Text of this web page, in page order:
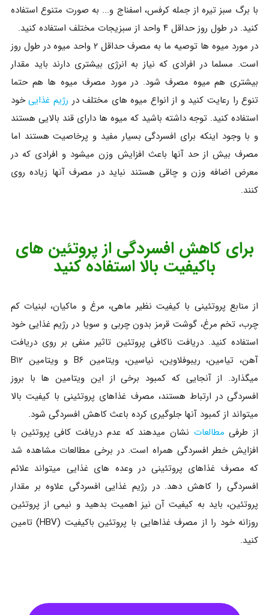
با برگ سبز تیره از جمله کرفس، اسفناج و... به صورت متنوع استفاده
کنید. در طول روز حداقل ۴ واحد از سبزیجات مختلف استفاده کنید.
در مورد میوه ها توصیه ما به مصرف حداقل ۲ واحد میوه در طول روز
است. مسلما در افرادی که نیاز به انرژی بیشتری دارند باید مقدار
بیشتری هم میوه مصرف شود. در مورد مصرف میوه ها هم حتما
تنوع را رعایت کنید و از انواع میوه های مختلف در رژیم غذاییخود
استفاده کنید. توجه داشته باشید که میوه ها دارای قند بالایی هستند
و با وجود اینکه برای افسردگی بسیار مفید و پرخاصیت هستند اما
مصرف بیش از حد آنها باعث افزایش وزن میشود و افرادی که در
معرض اضافه وزن و چاقی هستند نباید در مصرف آنها زیاده روی
کنند.
برای کاهش افسردگی از پروتئین های
باکیفیت بالا استفاده کنید
از منابع پروتئینی با کیفیت نظیر ماهی، مرغ و ماکیان، لبنیات کم
چرب، تخم مرغ، گوشت قرمز بدون چربی و سویا در رژیم غذایی خود
استفاده کنید. دریافت ناکافی پروتئین تاثیر منفی بر روی دریافت
آهن، تیامین، ریبوفلاوین، نیاسین، ویتامین B۶ و ویتامین B۱۲
میگذارد. از آنجایی که کمبود برخی از این ویتامین ها با بروز
افسردگی در ارتباط هستند، مصرف غذاهای پروتئینی با کیفیت بالا
میتواند از کمبود آنها جلوگیری کرده باعث کاهش افسردگی شود.
از طرفی مطالعات نشان میدهند که عدم دریافت کافی پروتئین با
افزایش خطر افسردگی همراه است. در برخی مطالعات مشاهده شد
که مصرف غذاهای پروتئینی در وعده های غذایی میتواند علائم
افسردگی را کاهش دهد. در رژیم غذایی افسردگی علاوه بر مقدار
پروتئین، باید به کیفیت آن نیز اهمیت بدهید و نیمی از پروتئین
روزانه خود را از مصرف غذاهایی با پروتئین باکیفیت (HBV) تامین
کنید.